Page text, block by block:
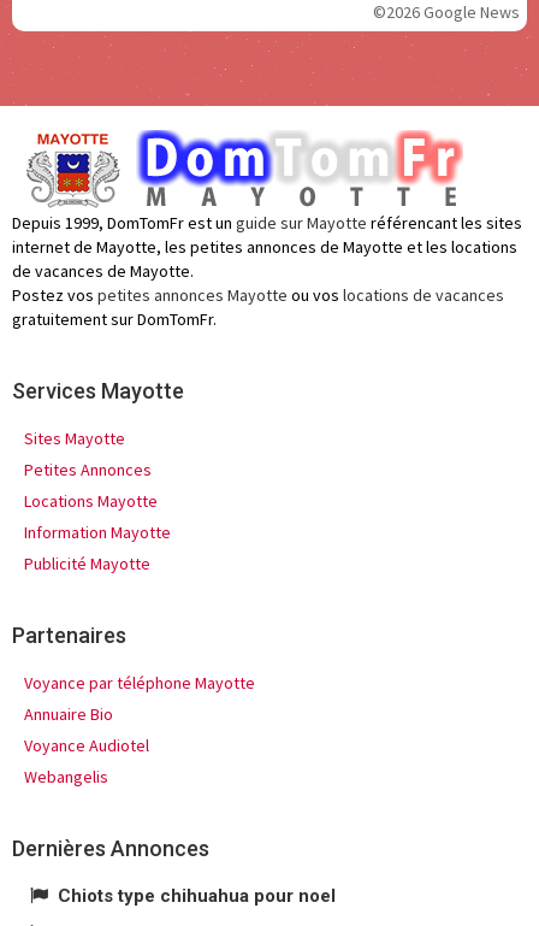
©2026 Google News
Depuis 1999, DomTomFr est un guide sur Mayotte référencant les sites
internet de Mayotte, les petites annonces de Mayotte et les locations
de vacances de Mayotte.
Postez vos petites annonces Mayotte ou vos locations de vacances
gratuitement sur DomTomFr.
Services Mayotte
Sites Mayotte
Petites Annonces
Locations Mayotte
Information Mayotte
Publicité Mayotte
Partenaires
Voyance par téléphone Mayotte
Annuaire Bio
Voyance Audiotel
Webangelis
Dernières Annonces
Chiots type chihuahua pour noel